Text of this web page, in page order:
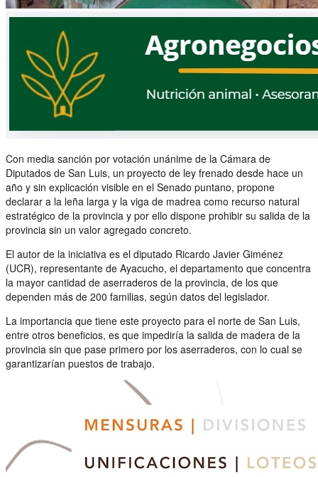
Con media sanción por votación unánime de la Cámara de
Diputados de San Luis, un proyecto de ley frenado desde hace un
año y sin explicación visible en el Senado puntano, propone
declarar a la leña larga y la viga de madrea como recurso natural
estratégico de la provincia y por ello dispone prohibir su salida de la
provincia sin un valor agregado concreto.
El autor de la iniciativa es el diputado Ricardo Javier Giménez
(UCR), representante de Ayacucho, el departamento que concentra
la mayor cantidad de aserraderos de la provincia, de los que
dependen más de 200 familias, según datos del legislador.
La importancia que tiene este proyecto para el norte de San Luis,
entre otros beneficios, es que impediría la salida de madera de la
provincia sin que pase primero por los aserraderos, con lo cual se
garantizarían puestos de trabajo.